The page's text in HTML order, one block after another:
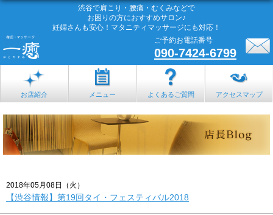
渋谷で肩こり・腰痛・むくみなどで
お困りの方におすすめサロン♪
妊婦さんも安心！マタニティマッサージにも対応！
ご予約お電話番号
090-7424-6799
お店紹介 メニュー よくあるご質問 アクセスマップ
2018年05月08日（火）
【渋谷情報】第19回タイ・フェスティバル2018